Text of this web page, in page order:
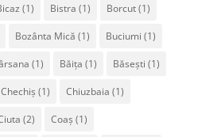
(1) Bistra (1) Borcut(1)
Bozânta Mică (1) Buciumi (1)
(1) Băița (1) Băsești (1)
Chechiș (1) Chiuzbaia (1)
(2) Coaș (1)